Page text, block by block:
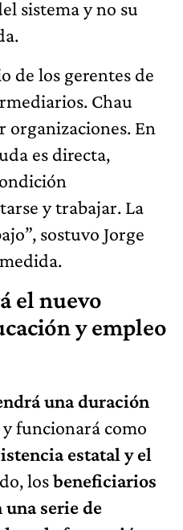
sistema y no su
de los gerentes de
Chau
organizaciones. En
es directa,
y trabajar. La
sostuvo Jorge
el nuevo
y empleo
una duración
y funcionará como
estatal y el
losbeneficiarios
serie de